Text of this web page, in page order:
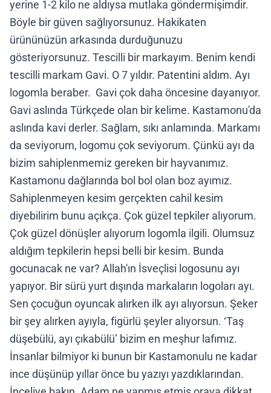
yerine 1-2 kilo ne aldıysa mutlaka göndermişimdir.
Böyle bir güven sağlıyorsunuz. Hakikaten
ürününüzün arkasında durduğunuzu
gösteriyorsunuz. Tescilli bir markayım. Benim kendi
tescilli markam Gavi. O 7 yıldır. Patentini aldım. Ayı
logomla beraber. Gavi çok daha öncesine dayanıyor.
Gavi aslında Türkçede olan bir kelime. Kastamonu'da
aslında kavi derler. Sağlam, sıkı anlamında. Markamı
da seviyorum, logomu çok seviyorum. Çünkü ayı da
bizim sahiplenmemiz gereken bir hayvanımız.
Kastamonu dağlarında bol bol olan boz ayımız.
Sahiplenmeyen kesim gerçekten cahil kesim
diyebilirim bunu açıkça. Çok güzel tepkiler alıyorum.
Çok güzel dönüşler alıyorum logomla ilgili. Olumsuz
aldığım tepkilerin hepsi belli bir kesim. Bunda
gocunacak ne var? Allah'ın İsveçlisi logosunu ayı
yapıyor. Bir sürü yurt dışında markaların logoları ayı.
Sen çocuğun oyuncak alırken ilk ayı alıyorsun. Şeker
bir şey alırken ayıyla, figürlü şeyler alıyorsun. ‘Taş
düşebülü, ayı çıkabülü’ bizim en meşhur lafımız.
İnsanlar bilmiyor ki bunun bir Kastamonulu ne kadar
ince düşünüp yıllar önce bu yazıyı yazdıklarından.